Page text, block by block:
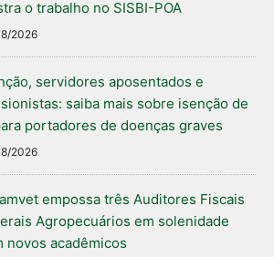
o trabalho no SISBI-POA
2026
servidores aposentados e
saiba mais sobre isenção de
portadores de doenças graves
2026
empossa três Auditores Fiscais
Agropecuários em solenidade
novos acadêmicos